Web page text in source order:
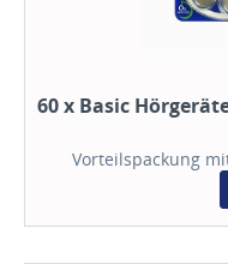
60 x Basic
Vorteilspackung